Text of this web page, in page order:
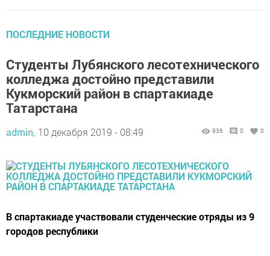
ПОСЛЕДНИЕ НОВОСТИ
Студенты Лубянского лесотехнического
колледжа достойно представили
Кукморский район в спартакиаде
Татарстана
admin, 10 декабря 2019 - 08:49 936 0 0
В спартакиаде участвовали студенческие отряды из 9
городов республики